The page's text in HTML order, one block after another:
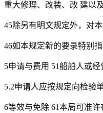
重大修理、改装、改 建以
45除另有明文规定外，对
46如本规定新的要录特别
5申请与费用 51船舶人或
5.2申请人应按规定向检验
6等效与免除 61本局可准